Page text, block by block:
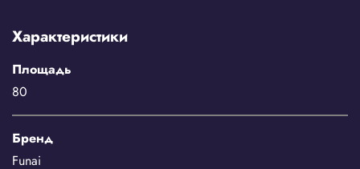
Характеристики
Площадь
80
Бренд
Funai